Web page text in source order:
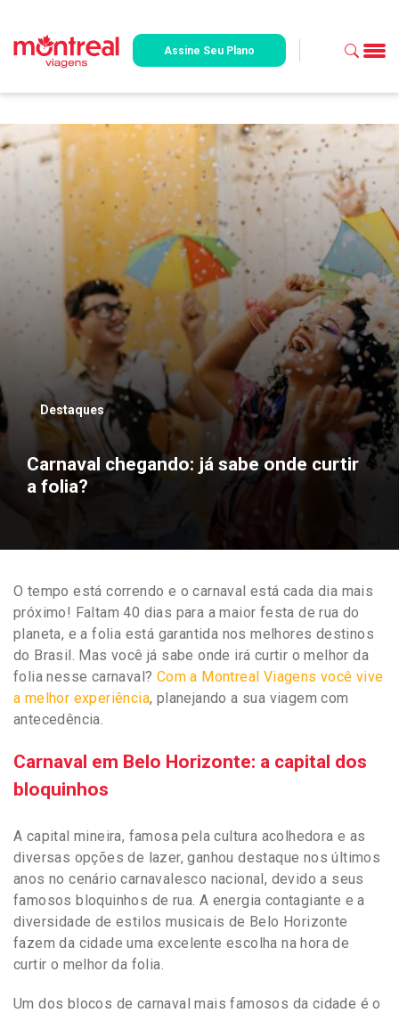
Assine Seu Plano
Destaques
Carnaval chegando: já sabe onde curtir
a folia?
O tempo está correndo e o carnaval está cada dia mais
próximo! Faltam 40 dias para a maior festa de rua do
planeta, e a folia está garantida nos melhores destinos
do Brasil. Mas você já sabe onde irá curtir o melhor da
folia nesse carnaval? Com a Montreal Viagens você vive
a melhor experiência, planejando a sua viagem com
antecedência.
Carnaval em Belo Horizonte: a capital dos
bloquinhos
A capital mineira, famosa pela cultura acolhedora e as
diversas opções de lazer, ganhou destaque nos últimos
anos no cenário carnavalesco nacional, devido a seus
famosos bloquinhos de rua. A energia contagiante e a
diversidade de estilos musicais de Belo Horizonte
fazem da cidade uma excelente escolha na hora de
curtir o melhor da folia.
Um dos blocos de carnaval mais famosos da cidade é o